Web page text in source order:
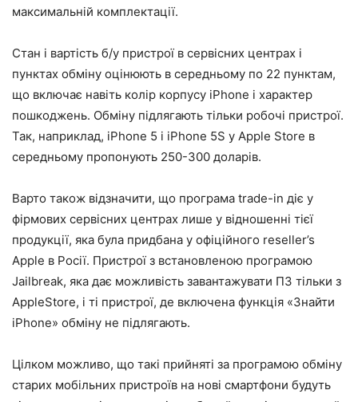
максимальній комплектації.
Стан і вартість б/у пристрої в сервісних центрах і
пунктах обміну оцінюють в середньому по 22 пунктам,
що включає навіть колір корпусу iPhone і характер
пошкоджень. Обміну підлягають тільки робочі пристрої.
Так, наприклад, iPhone 5 і iPhone 5S у Apple Store в
середньому пропонують 250-300 доларів.
Варто також відзначити, що програма trade-in діє у
фірмових сервісних центрах лише у відношенні тієї
продукції, яка була придбана у офіційного reseller’s
Apple в Росії. Пристрої з встановленою програмою
Jailbreak, яка дає можливість завантажувати ПЗ тільки з
AppleStore, і ті пристрої, де включена функція «Знайти
iPhone» обміну не підлягають.
Цілком можливо, що такі прийняті за програмою обміну
старих мобільних пристроїв на нові смартфони будуть